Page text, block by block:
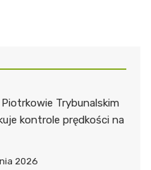
Trybunalskim
kontrole prędkości na
2026